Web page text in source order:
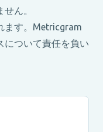
ん。
ます。Metricgram
について責任を負い